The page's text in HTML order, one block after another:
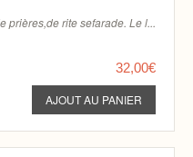
prières,de rite sefarade. Le l...
32,00€